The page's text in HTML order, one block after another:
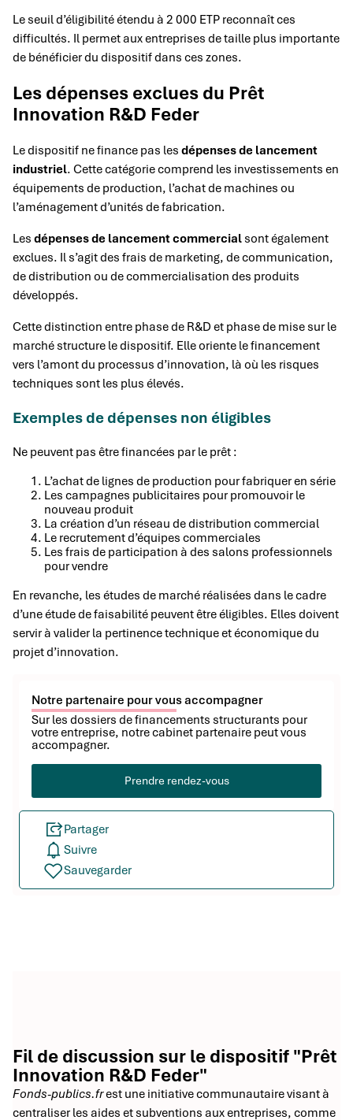
Le seuil d’éligibilité étendu à 2 000 ETP reconnaît ces
difficultés. Il permet aux entreprises de taille plus importante
de bénéficier du dispositif dans ces zones.
Les dépenses exclues du Prêt
Innovation R&D Feder
Le dispositif ne finance pas les dépenses de lancement
industriel. Cette catégorie comprend les investissements en
équipements de production, l’achat de machines ou
l’aménagement d’unités de fabrication.
Les dépenses de lancement commercial sont également
exclues. Il s’agit des frais de marketing, de communication,
de distribution ou de commercialisation des produits
développés.
Cette distinction entre phase de R&D et phase de mise sur le
marché structure le dispositif. Elle oriente le financement
vers l’amont du processus d’innovation, là où les risques
techniques sont les plus élevés.
Exemples de dépenses non éligibles
Ne peuvent pas être financées par le prêt :
L’achat de lignes de production pour fabriquer en série
Les campagnes publicitaires pour promouvoir le
nouveau produit
La création d’un réseau de distribution commercial
Le recrutement d’équipes commerciales
Les frais de participation à des salons professionnels
pour vendre
En revanche, les études de marché réalisées dans le cadre
d’une étude de faisabilité peuvent être éligibles. Elles doivent
servir à valider la pertinence technique et économique du
projet d’innovation.
Notre partenaire pour vous accompagner
Sur les dossiers de financements structurants pour
votre entreprise, notre cabinet partenaire peut vous
accompagner.
Prendre rendez-vous
Partager
Suivre
Sauvegarder
Fil de discussion sur le dispositif "Prêt
Innovation R&D Feder"
Fonds-publics.frest une initiative communautaire visant à
centraliser les aides et subventions aux entreprises, comme